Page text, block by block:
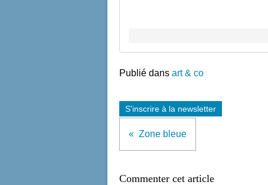
Publié dans art & co
S'inscrire à la newsletter
Zone bleue
Commenter cet article